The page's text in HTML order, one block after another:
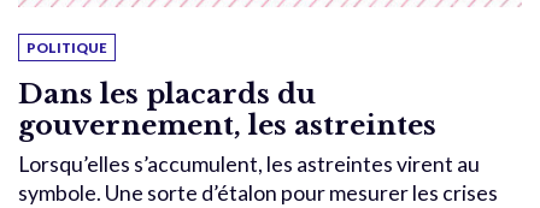
POLITIQUE
Dans les placards du
gouvernement, les astreintes
Lorsqu’elles s’accumulent, les astreintes virent au
symbole. Une sorte d’étalon pour mesurer les crises